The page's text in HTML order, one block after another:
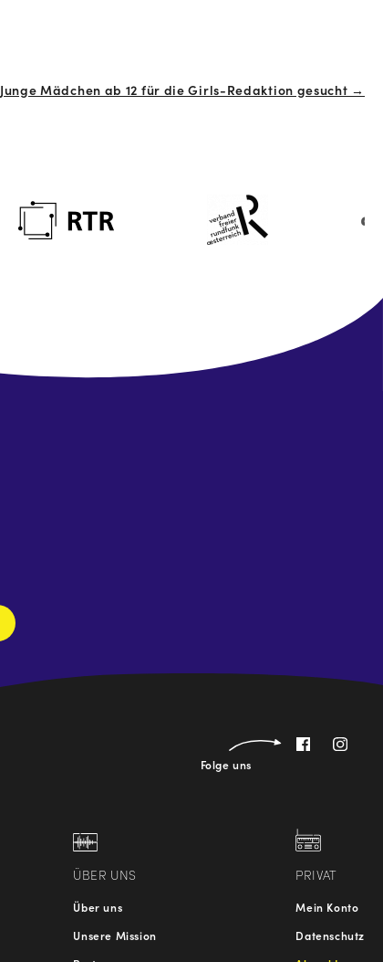
Junge Mädchen ab 12 für die Girls-Redaktion gesucht →
Folge uns
ÜBER UNS
Über uns
Unsere Mission
PRIVAT
Mein Konto
Datenschutz